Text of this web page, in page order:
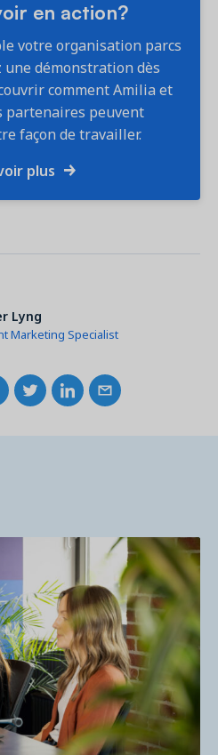
en action?
votre organisation parcs
démonstration dès
comment Amilia et
partenaires peuvent
façon de travailler.
plus
Lyng
Marketing Specialist